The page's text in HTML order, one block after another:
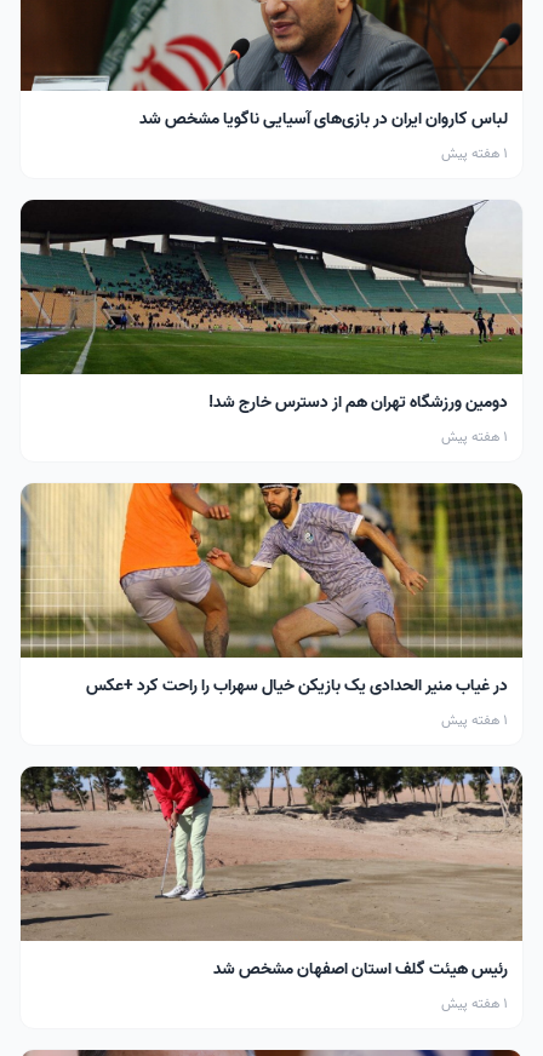
لباس کاروان ایران در بازی‌های آسیایی ناگویا مشخص شد
1 هفته پیش
دومین ورزشگاه تهران هم از دسترس خارج شد!
1 هفته پیش
در غیاب منیر الحدادی یک بازیکن خیال سهراب را راحت کرد +عکس
1 هفته پیش
رئیس هیئت گلف استان اصفهان مشخص شد
1 هفته پیش